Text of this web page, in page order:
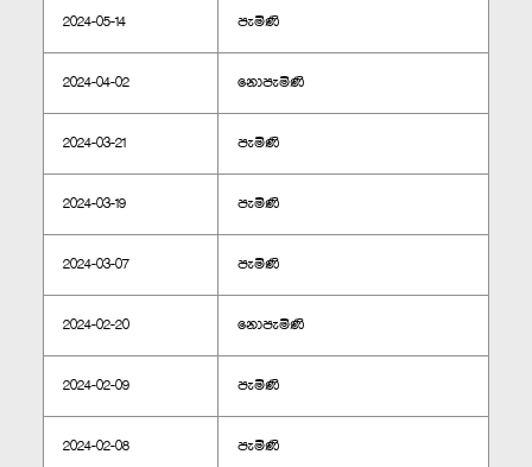
2024-05-14 පැමිණි
2024-04-02 නොපැමිණි
2024-03-21 පැමිණි
2024-03-19 පැමිණි
2024-03-07 පැමිණි
2024-02-20 නොපැමිණි
2024-02-09 පැමිණි
2024-02-08 පැමිණි